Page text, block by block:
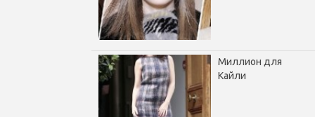
Миллион для
Кайли